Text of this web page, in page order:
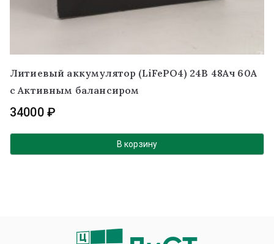
Литиевый аккумулятор (LiFePO4) 24В 48Ач 60А
с Активным балансиром
34000 ₽
В корзину